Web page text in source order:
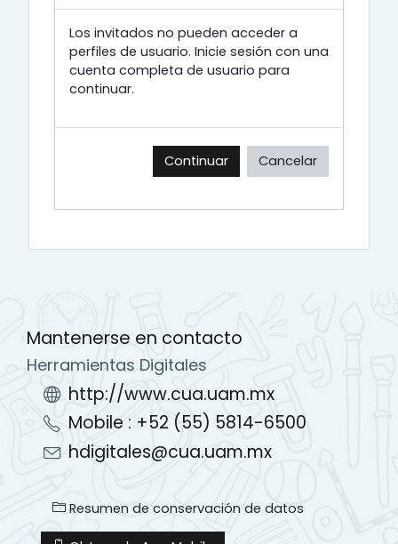
Los invitados no pueden acceder a
perfiles de usuario. Inicie sesión con una
cuenta completa de usuario para
continuar.
Continuar Cancelar
Mantenerse en contacto
Herramientas Digitales
http://www.cua.uam.mx
Mobile : +52 (55) 5814-6500
hdigitales@cua.uam.mx
Resumen de conservación de datos